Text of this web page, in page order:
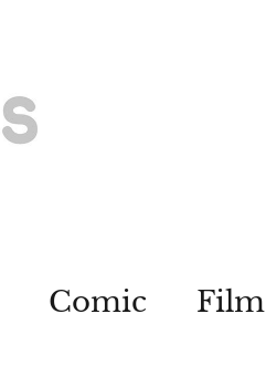
Comic Film